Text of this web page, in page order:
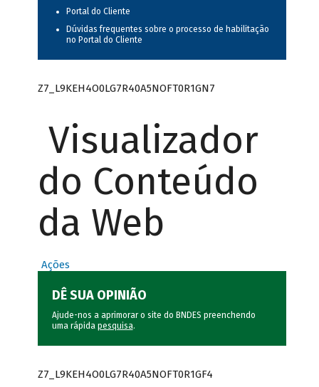
Portal do Cliente
Dúvidas frequentes sobre o processo de habilitação
no Portal do Cliente
Z7_L9KEH4O0LG7R40A5NOFT0R1GN7
Visualizador
do Conteúdo
da Web
Ações
DÊ SUA OPINIÃO
Ajude-nos a aprimorar o site do BNDES preenchendo
uma rápida pesquisa.
Z7_L9KEH4O0LG7R40A5NOFT0R1GF4